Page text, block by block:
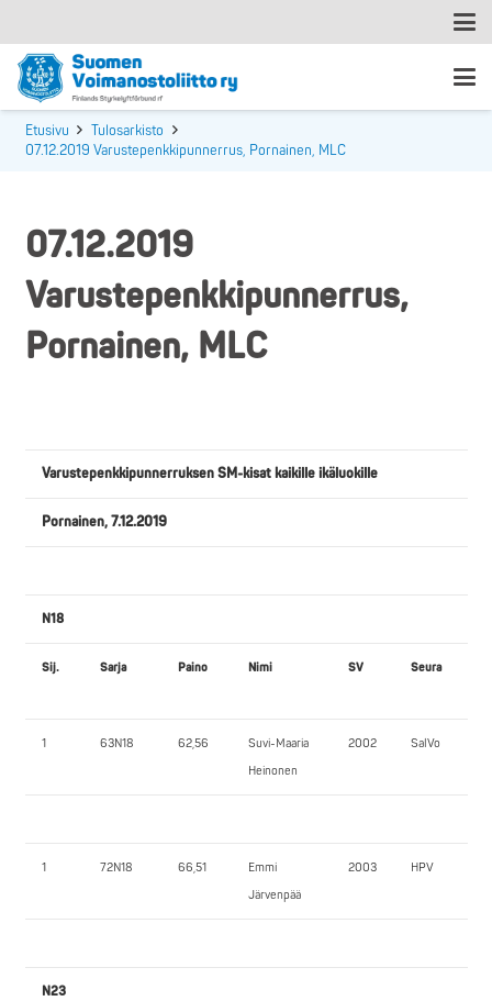
Etusivu
Tulosarkisto
07.12.2019 Varustepenkkipunnerrus, Pornainen, MLC
07.12.2019
Varustepenkkipunnerrus,
Pornainen, MLC
Varustepenkkipunnerruksen SM-kisat kaikille ikäluokille
Pornainen, 7.12.2019
N18
Sij. Sarja Paino Nimi SV Seura
1 63N18 62,56
Suvi-Maaria
Heinonen
2002 SalVo
1 72N18 66,51
Emmi
Järvenpää
2003 HPV
N23